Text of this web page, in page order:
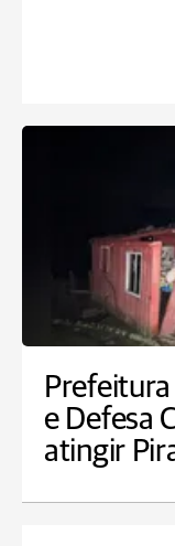
e Defesa
atingir